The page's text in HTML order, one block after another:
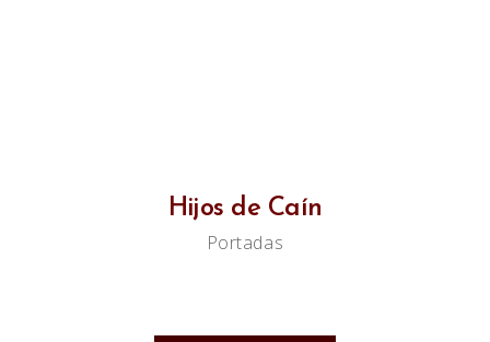
Hijos de Caín
Portadas